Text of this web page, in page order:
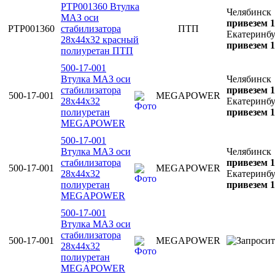
PTP001360
PTP001360 Втулка
МАЗ оси
стабилизатора
28х44х32 красный
полиуретан ПТП
ПТП
Челябинск
привезем
привезем
500-17-001
500-17-001
Втулка МАЗ оси
стабилизатора
28х44х32
полиуретан
MEGAPOWER
MEGAPOWER
Челябинск
привезем
привезем
500-17-001
500-17-001
Втулка МАЗ оси
стабилизатора
28х44х32
полиуретан
MEGAPOWER
MEGAPOWER
Челябинск
привезем
привезем
500-17-001
500-17-001
Втулка МАЗ оси
стабилизатора
28х44х32
полиуретан
MEGAPOWER
MEGAPOWER